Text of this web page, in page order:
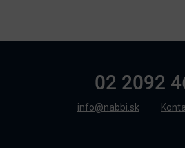
02 2092
info@nabbi.sk